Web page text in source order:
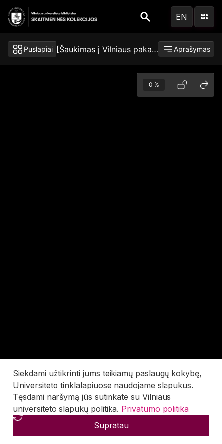
Pereiti
pagrindinį
turinį
EN
Siekdami užtikrinti jums teikiamų paslaugų kokybę,
Universiteto tinklalapiuose naudojame slapukus.
Tęsdami naršymą jūs sutinkate su Vilniaus
universiteto slapukų politika. Privatumo politika
Supratau